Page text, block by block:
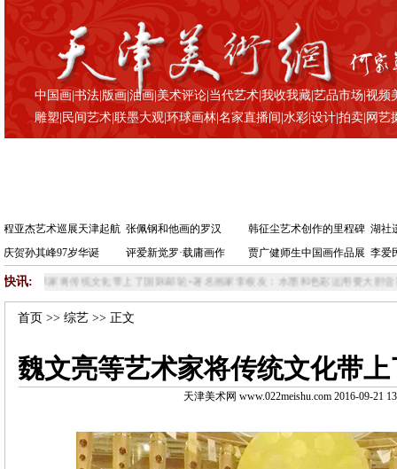
中国画 |书法 版画 |油画 |美术评论 当代艺术 |我收我藏 |艺品市场 |视频
雕塑 民间艺术 |联墨大观 |环球画林 |名家直播间 |水彩 |设计 |拍卖 网艺
程亚杰艺术巡展天津起航 张佩钢和他画的罗汉 韩征尘艺术创作的里程碑 湖社
庆贺孙其峰97岁华诞
评爱新觉罗·载庸画作 贾广健师生中国画作品展 李爱
快讯:
上了国际邮轮 • 著名画家李根友：水墨和色彩运用要大胆尝试 著名画家李根友：
首页 >>综艺 >> 正文
魏文亮等艺术家将传统文化带
天津美术网 www.022meishu.com 2016-09-21